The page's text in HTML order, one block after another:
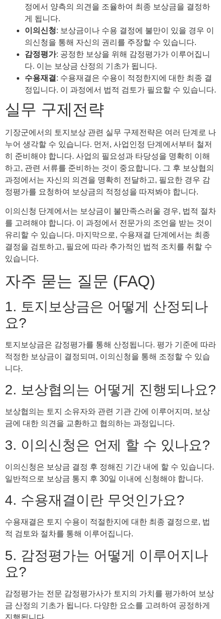
정에서 양측의 의견을 조율하여 최종 보상금을 결정하
게 됩니다.
이의신청: 보상금이나 수용 결정에 불만이 있을 경우 이
의신청을 통해 자신의 권리를 주장할 수 있습니다.
감정평가: 공정한 보상을 위해 감정평가가 이루어집니
다. 이는 보상금 산정의 기초가 됩니다.
수용재결 : 수용재결은 수용이 적정한지에 대한 최종 결
정입니다. 이 과정에서 법적 검토가 필요할 수 있습니다.
실무 구제전략
기장군에서의 토지보상 관련 실무 구제전략은 여러 단계로 나
누어 생각할 수 있습니다. 먼저, 사업인정 단계에서부터 철저
히 준비해야 합니다. 사업의 필요성과 타당성을 명확히 이해
하고, 관련 서류를 준비하는 것이 중요합니다. 그 후 보상협의
과정에서는 자신의 의견을 명확히 전달하고, 필요한 경우 감
정평가를 요청하여 보상금의 적정성을 따져봐야 합니다.
이의신청 단계에서는 보상금이 불만족스러울 경우, 법적 절차
를 고려해야 합니다. 이 과정에서 전문가의 조언을 받는 것이
유리할 수 있습니다. 마지막으로, 수용재결 단계에서는 최종
결정을 검토하고, 필요에 따라 추가적인 법적 조치를 취할 수
있습니다.
자주 묻는 질문 (FAQ)
1. 토지보상금은 어떻게 산정되나
요?
토지보상금은 감정평가를 통해 산정됩니다. 평가 기준에 따라
적정한 보상금이 결정되며, 이의신청을 통해 조정할 수 있습
니다.
2. 보상협의는 어떻게 진행되나요?
보상협의는 토지 소유자와 관련 기관 간에 이루어지며, 보상
금에 대한 의견을 교환하고 협의하는 과정입니다.
3. 이의신청은 언제 할 수 있나요?
이의신청은 보상금 결정 후 정해진 기간 내에 할 수 있습니다.
일반적으로 보상금 통지 후 30일 이내에 신청해야 합니다.
4. 수용재결이란 무엇인가요?
수용재결은 토지 수용이 적절한지에 대한 최종 결정으로, 법
적 검토와 절차를 통해 이루어집니다.
5. 감정평가는 어떻게 이루어지나
요?
감정평가는 전문 감정평가사가 토지의 가치를 평가하여 보상
금 산정의 기초가 됩니다. 다양한 요소를 고려하여 공정하게
진행됩니다.